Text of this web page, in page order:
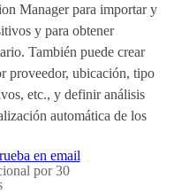
Manager para importar y
y para obtener
También puede crear
proveedor, ubicación, tipo
etc., y definir análisis
automática de los
en email
por 30